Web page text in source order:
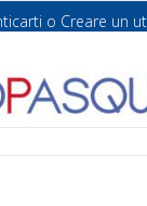
o Creare un